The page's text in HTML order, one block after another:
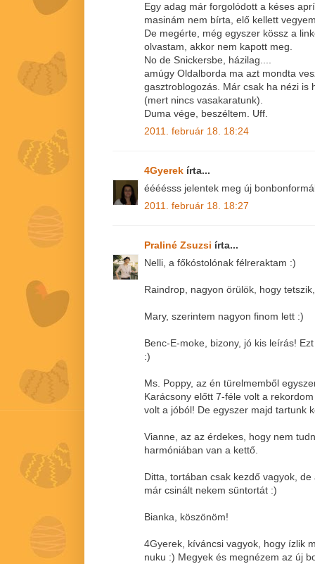
Egy adag már forgolódott a késes
masinám nem bírta, elő kellett
De megérte, még egyszer kössz a
olvastam, akkor nem kapott meg.
No de Snickersbe, házilag....
amúgy Oldalborda ma azt mondta
gasztroblogozás. Már csak ha nézi is
(mert nincs vasakaratunk).
Duma vége, beszéltem. Uff.
2011. február 18. 18:24
4Gyerek írta...
éééésss jelentek meg új
2011. február 18. 18:27
Praliné Zsuzsi írta...
Nelli, a főkóstolónak félreraktam :)
Raindrop, nagyon örülök, hogy
Mary, szerintem nagyon finom lett :)
Benc-E-moke, bizony, jó kis leírás!
:)
Ms. Poppy, az én türelmemből
Karácsony előtt 7-féle volt a
volt a jóból! De egyszer majd tartunk
Vianne, az az érdekes, hogy nem
harmóniában van a kettő.
Ditta, tortában csak kezdő vagyok,
már csinált nekem süntortát :)
Bianka, köszönöm!
4Gyerek, kíváncsi vagyok, hogy ízlik
nuku :) Megyek és megnézem az új